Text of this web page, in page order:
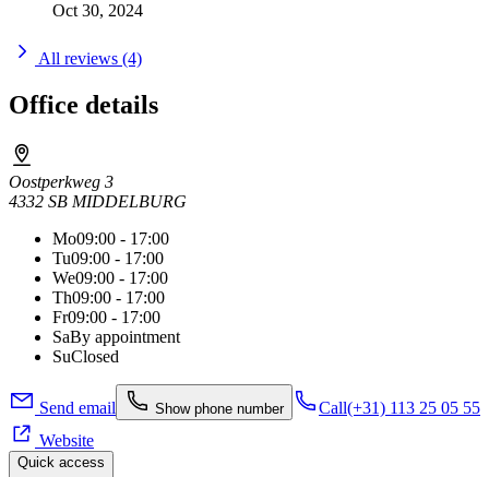
Oct 30, 2024
All reviews (4)
Office details
Oostperkweg 3
4332 SB MIDDELBURG
Mo09:00 - 17:00
Tu09:00 - 17:00
We09:00 - 17:00
Th09:00 - 17:00
Fr09:00 - 17:00
SaBy appointment
SuClosed
Send email Show phone number Call(+31) 113 25 05 55
Website
Quick access